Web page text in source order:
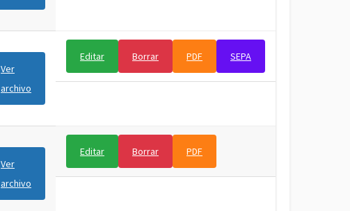
Ver
archivo
Editar Borrar PDF SEPA
Ver
archivo
Editar Borrar PDF